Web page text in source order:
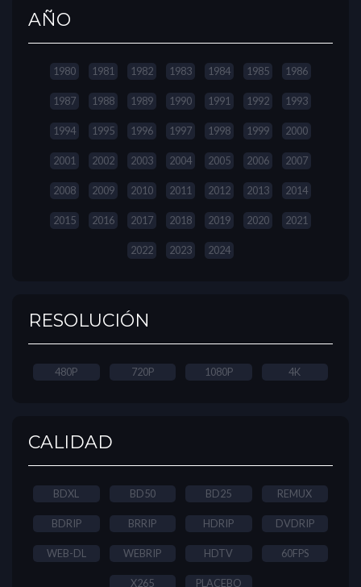
AÑO
1980 1981 1982 1983 1984 1985 1986
1987 1988 1989 1990 1991 1992 1993
1994 1995 1996 1997 1998 1999 2000
2001 2002 2003 2004 2005 2006 2007
2008 2009 2010 2011 2012 2013 2014
2015 2016 2017 2018 2019 2020 2021
2022 2023 2024
RESOLUCIÓN
480P 720P 1080P 4K
CALIDAD
BDXL BD50 BD25 REMUX
BDRIP BRRIP HDRIP DVDRIP
WEB-DL WEBRIP HDTV 60FPS
X265 PLACEBO